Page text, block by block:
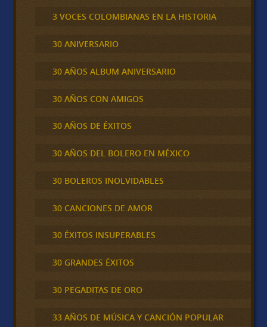
3 VOCES COLOMBIANAS EN LA HISTORIA
30 ANIVERSARIO
30 AÑOS ALBUM ANIVERSARIO
30 AÑOS CON AMIGOS
30 AÑOS DE ÉXITOS
30 AÑOS DEL BOLERO EN MÉXICO
30 BOLEROS INOLVIDABLES
30 CANCIONES DE AMOR
30 ÉXITOS INSUPERABLES
30 GRANDES ÉXITOS
30 PEGADITAS DE ORO
33 AÑOS DE MÚSICA Y CANCIÓN POPULAR